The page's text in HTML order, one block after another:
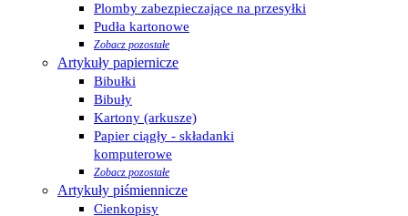
Plomby zabezpieczające na przesyłki
Pudła kartonowe
Zobacz pozostałe
Artykuły papiernicze
Bibułki
Bibuły
Kartony (arkusze)
Papier ciągły - składanki
komputerowe
Zobacz pozostałe
Artykuły piśmiennicze
Cienkopisy